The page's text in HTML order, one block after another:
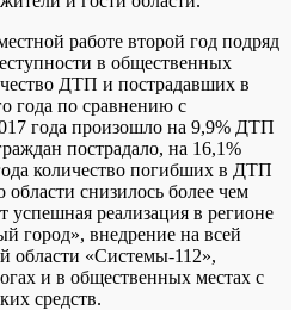
работе второй год подряд
в общественных
ДТП и пострадавших в
года по сравнению с
года произошло на 9,9% ДТП
пострадало, на 16,1%
количество погибших в ДТП
области снизилось более чем
успешная реализация в регионе
город», внедрение на всей
области «Системы-112»,
и в общественных местах с
средств.